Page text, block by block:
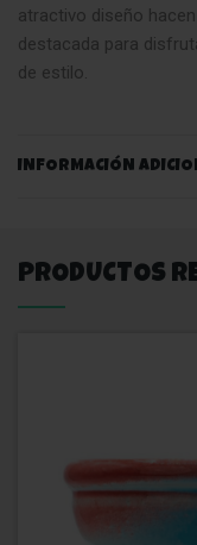
atractivo diseño
destacada para
de estilo.
INFORMACIÓN
PRODUCTOS